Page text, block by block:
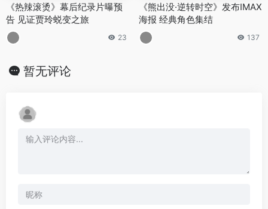
《热辣滚烫》幕后纪录片曝预
告 见证贾玲蜕变之旅
23
《熊出没·逆转时空》发布IMAX
海报 经典角色集结
137
暂无评论